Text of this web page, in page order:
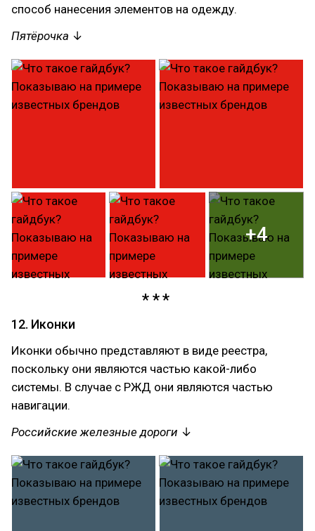
способ нанесения элементов на одежду.
Пятёрочка ↓
+4
12. Иконки
Иконки обычно представляют в виде реестра,
поскольку они являются частью какой-либо
системы. В случае с РЖД они являются частью
навигации.
Российские железные дороги ↓